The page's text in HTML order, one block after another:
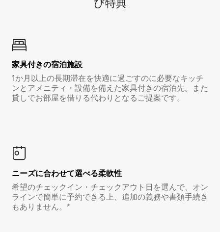
び特⁠典
家具付き⁠の宿⁠泊⁠施⁠設
1か月以上の長期滞在を快適に過ごすのに必要なキッチ
ンとアメニティ・設備を備えた家具付きの宿泊先。また
貸しでお部屋を借りる代わりとなるご提案です。
ニーズに合わせて選べる柔軟性
希望のチェックイン・チェックアウト日を選んで、オン
ラインで簡単に予約できる上、追加の義務や書類手続き
もありません。*